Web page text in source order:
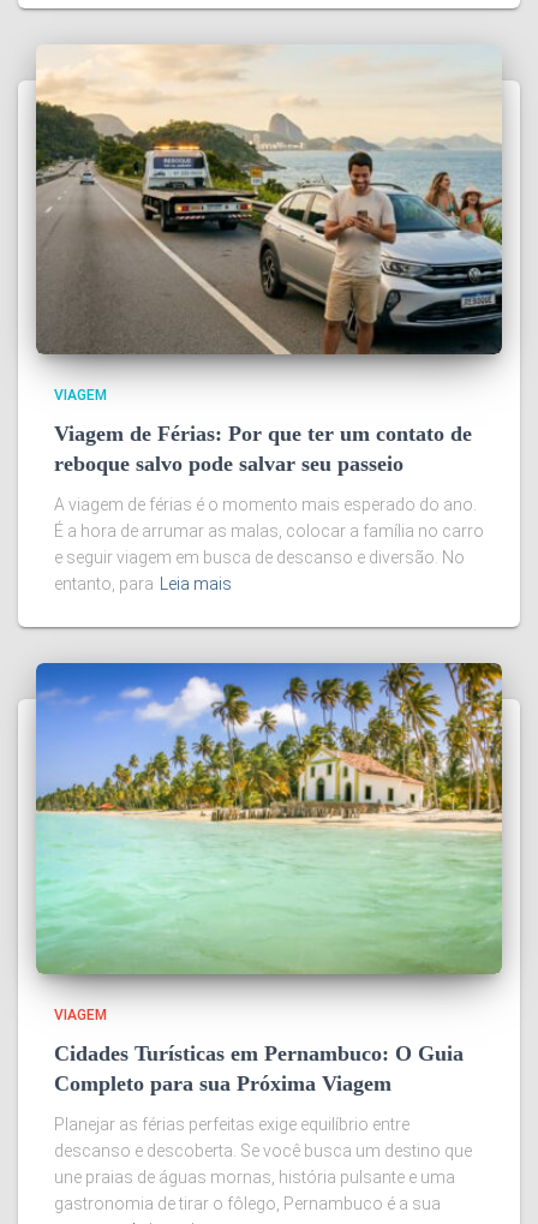
VIAGEM
Viagem de Férias: Por que ter um contato de
reboque salvo pode salvar seu passeio
A viagem de férias é o momento mais esperado do ano.
É a hora de arrumar as malas, colocar a família no carro
e seguir viagem em busca de descanso e diversão. No
entanto, para Leia mais
VIAGEM
Cidades Turísticas em Pernambuco: O Guia
Completo para sua Próxima Viagem
Planejar as férias perfeitas exige equilíbrio entre
descanso e descoberta. Se você busca um destino que
une praias de águas mornas, história pulsante e uma
gastronomia de tirar o fôlego, Pernambuco é a sua